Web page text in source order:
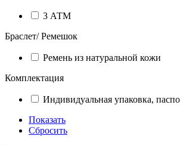
3 АТМ
Браслет/ Ремешок
Ремень из натуральной кожи
Комплектация
Индивидуальная упаковка,
Показать
Сбросить